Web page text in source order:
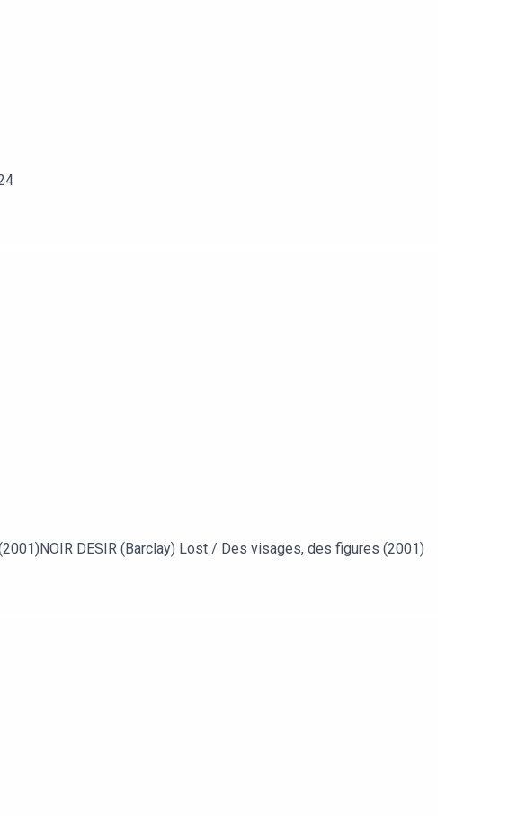
DESIR (Barclay) Lost / Des visages, des figures (2001)